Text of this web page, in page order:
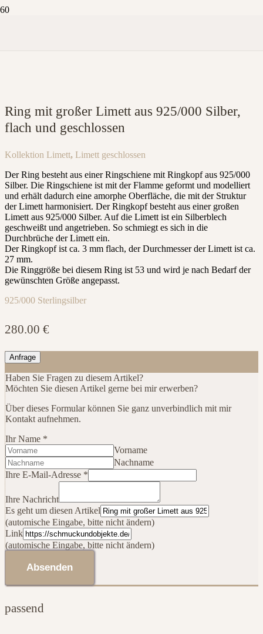
Ring mit großer Limett aus 925/000 Silber,
flach und geschlossen
Kollektion Limett, Limett geschlossen
Der Ring besteht aus einer Ringschiene mit Ringkopf aus 925/000
Silber. Die Ringschiene ist mit der Flamme geformt und modelliert
und erhält dadurch eine amorphe Oberfläche, die mit der Struktur
der Limett harmonisiert. Der Ringkopf besteht aus einer großen
Limett aus 925/000 Silber. Auf die Limett ist ein Silberblech
geschweißt und angetrieben. So schmiegt es sich in die
Durchbrüche der Limett ein.
Der Ringkopf ist ca. 3 mm flach, der Durchmesser der Limett ist ca.
27 mm.
Die Ringgröße bei diesem Ring ist 53 und wird je nach Bedarf der
gewünschten Größe angepasst.
925/000 Sterlingsilber
280.00 €
Anfrage
Haben Sie Fragen zu diesem Artikel?
Möchten Sie diesen Artikel gerne bei mir erwerben?
Über dieses Formular können Sie ganz unverbindlich mit mir
Kontakt aufnehmen.
Ihr Name *
Vorname
Nachname
Ihre E-Mail-Adresse *
Artikel
Es
Ihre Nachricht
Es geht um diesen Artikel
(automische Eingabe, bitte nicht ändern)
Link
(automische Eingabe, bitte nicht ändern)
Absenden
passend